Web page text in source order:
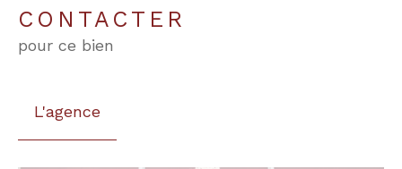
CONTACTER
pour ce bien
L'agence